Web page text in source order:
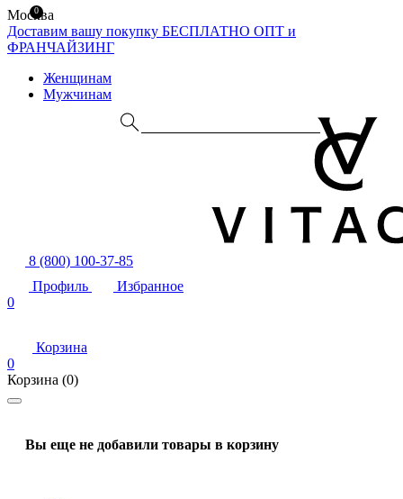
Москва
Доставим вашу покупку БЕСПЛАТНО ОПТ и
ФРАНЧАЙЗИНГ
Женщинам
Мужчинам
8 (800) 100-37-85
Профиль
Избранное
0
Корзина
0
Корзина (0)
Вы еще не добавили товары в корзину
0